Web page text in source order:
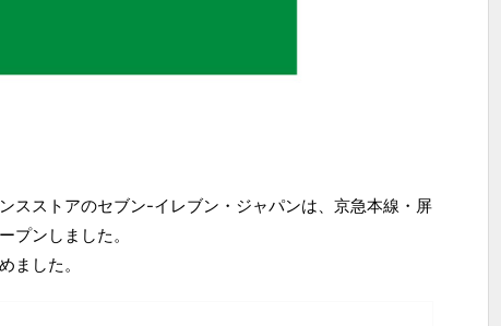
スストアのセブン-イレブン・ジャパンは、京急本線・屏
プンしました。
ました。